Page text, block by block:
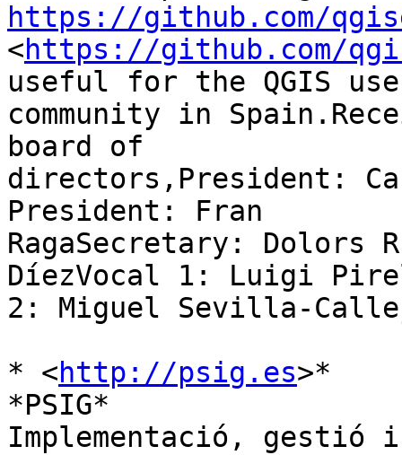
https://github.com/
<https://github.com/
useful for the QGIS
community in
board of
directors,President:
President: Fran
RagaSecretary: Dolors
DíezVocal 1: Luigi
2: Miguel Sevilla-
* <http://psig.es>*
*PSIG*
Implementació, gestió